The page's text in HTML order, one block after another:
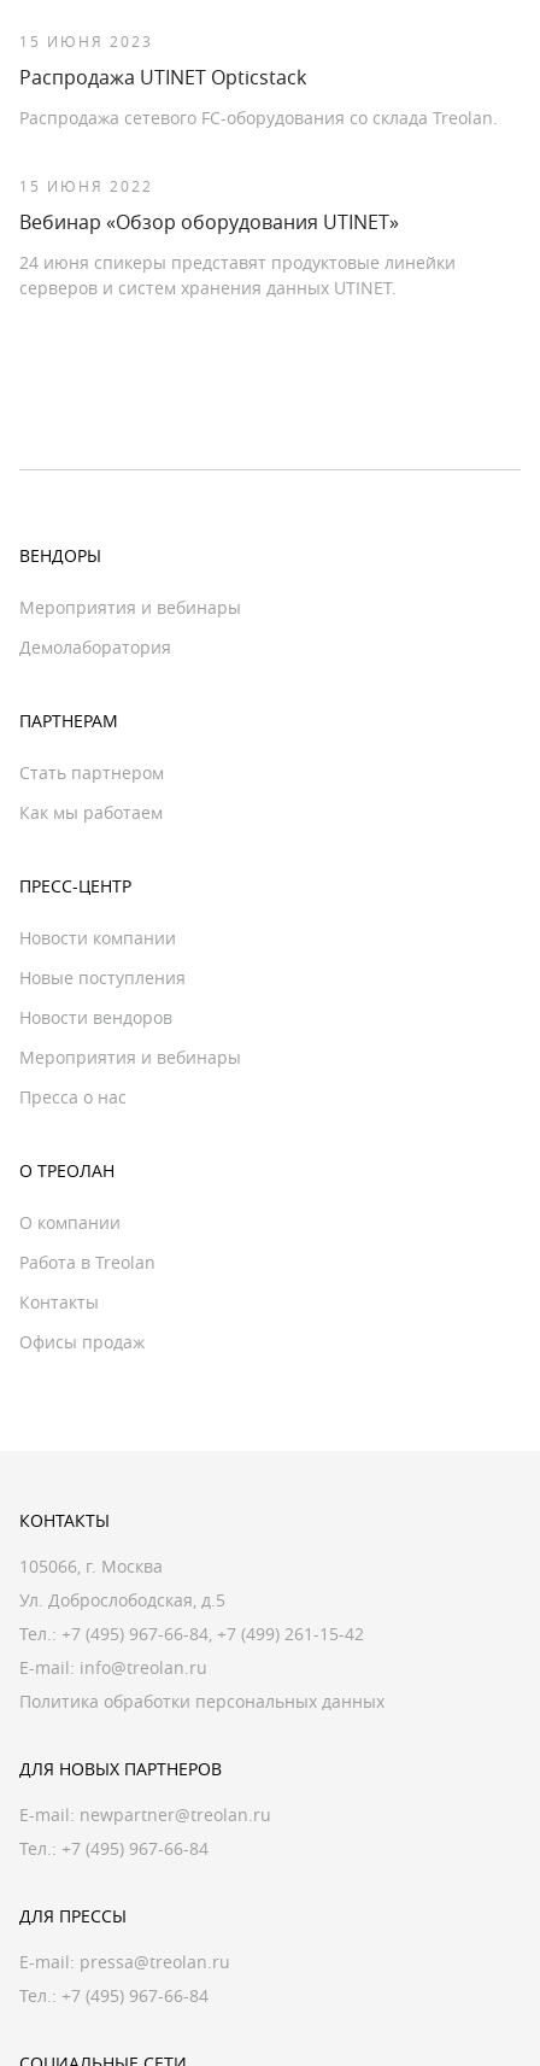
15 ИЮНЯ 2023
Распродажа UTINET Opticstack
Распродажа сетевого FC-оборудования со склада Treolan.
15 ИЮНЯ 2022
Вебинар «Обзор оборудования UTINET»
24 июня спикеры представят продуктовые линейки
серверов и систем хранения данных UTINET.
ВЕНДОРЫ
Мероприятия и вебинары
Демолаборатория
ПАРТНЕРАМ
Стать партнером
Как мы работаем
ПРЕСС-ЦЕНТР
Новости компании
Новые поступления
Новости вендоров
Мероприятия и вебинары
Пресса о нас
О ТРЕОЛАН
О компании
Работа в Treolan
Контакты
Офисы продаж
КОНТАКТЫ
105066, г. Москва
Ул. Доброслободская, д.5
Тел.: +7 (495) 967-66-84 +7 (499) 261-15-42
E-mail: info@treolan.ru
Политика обработки персональных данных
ДЛЯ НОВЫХ ПАРТНЕРОВ
E-mail: newpartner@treolan.ru
Тел.: +7 (495) 967-66-84
ДЛЯ ПРЕССЫ
E-mail: pressa@treolan.ru
Тел.: +7 (495) 967-66-84